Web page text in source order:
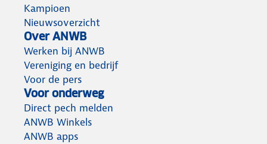
Kampioen
Nieuwsoverzicht
Over ANWB
Werken bij ANWB
Vereniging en bedrijf
Voor de pers
Voor onderweg
Direct pech melden
ANWB Winkels
ANWB apps